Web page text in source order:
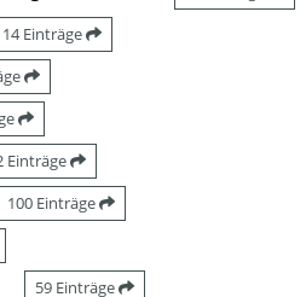
14 Einträge
Einträge
100 Einträge
59 Einträge